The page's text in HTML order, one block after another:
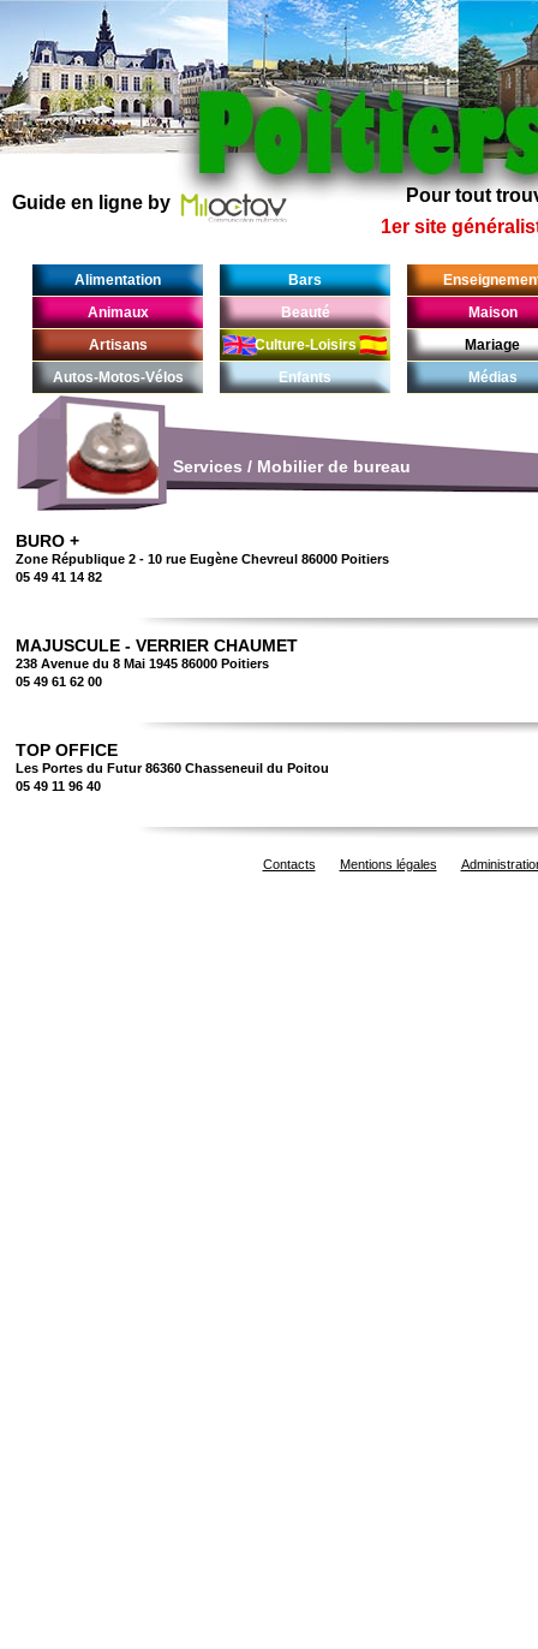
Pour tout
1er site
Guide en ligne by
Alimentation
Animaux
Artisans
Autos-Motos-Vélos
Bars
Beauté
Culture-Loisirs
Enfants
Maison
Mariage
Médias
Services / Mobilier de bureau
BURO +
Zone République 2 - 10 rue Eugène Chevreul 86000 Poitiers
05 49 41 14 82
MAJUSCULE - VERRIER CHAUMET
238 Avenue du 8 Mai 1945 86000 Poitiers
05 49 61 62 00
TOP OFFICE
Les Portes du Futur 86360 Chasseneuil du Poitou
05 49 11 96 40
Contacts Mentions légales